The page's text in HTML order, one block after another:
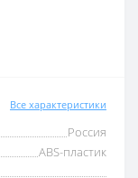
Все характеристики
Россия
ABS-пластик